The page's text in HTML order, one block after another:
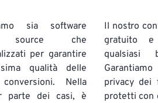
sia software
source che
per garantire
qualità delle
Nella
parte dei casi, è
Il nostro
gratuito
qualsiasi
privacy
protetti con